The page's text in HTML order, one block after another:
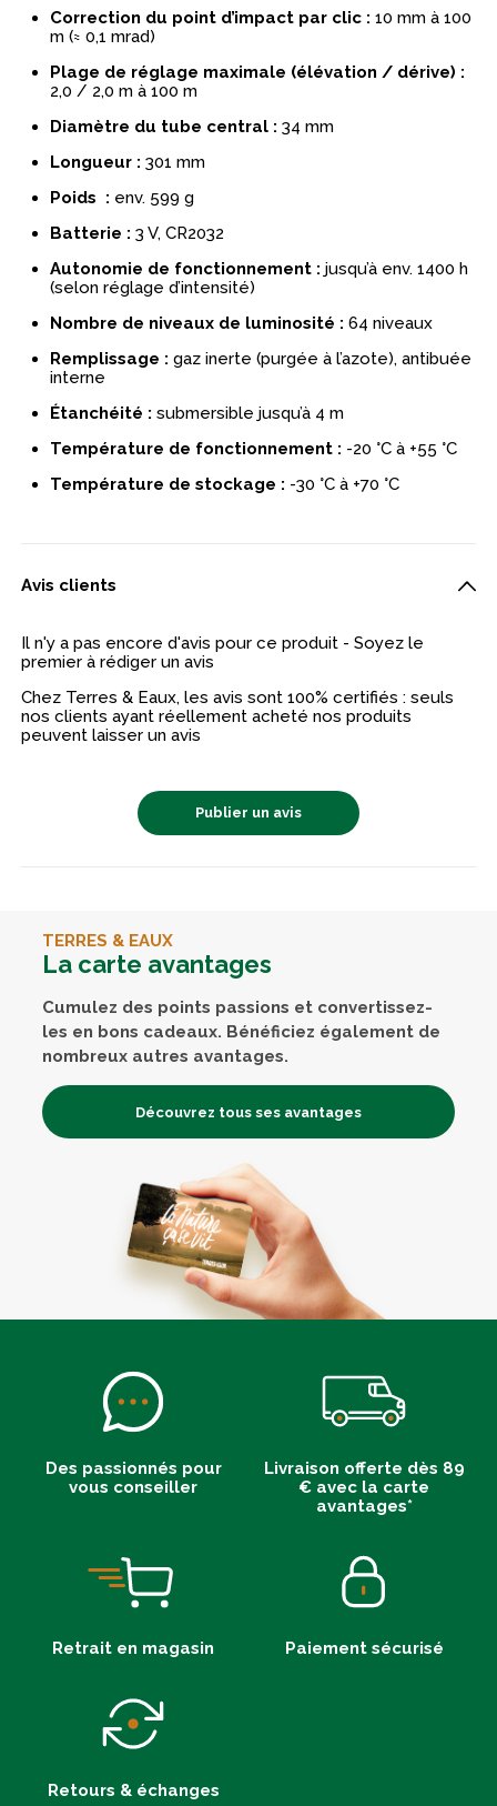
Correction du point d’impact par clic : 10 mm à 100
m (≈ 0,1 mrad)
Plage de réglage maximale (élévation / dérive) :
2,0 / 2,0 m à 100 m
Diamètre du tube central : 34 mm
Longueur : 301 mm
Poids : env. 599 g
Batterie : 3 V, CR2032
Autonomie de fonctionnement : jusqu’à env. 1400 h
(selon réglage d’intensité)
Nombre de niveaux de luminosité : 64 niveaux
Remplissage : gaz inerte (purgée à l’azote), antibuée
interne
Étanchéité : submersible jusqu’à 4 m
Température de fonctionnement : -20 °C à +55 °C
Température de stockage : -30 °C à +70 °C
Avis clients
Il n'y a pas encore d'avis pour ce produit - Soyez le
premier à rédiger un avis
Chez Terres & Eaux, les avis sont 100% certifiés : seuls
nos clients ayant réellement acheté nos produits
peuvent laisser un avis
Publier un avis
TERRES & EAUX
La carte avantages
Cumulez des points passions et convertissez-
les en bons cadeaux. Bénéficiez également de
nombreux autres avantages.
Découvrez tous ses avantages
Des passionnés pour
vous conseiller
Livraison offerte dès 89
€ avec la carte
avantages*
Retrait en magasin Paiement sécurisé
Retours & échanges